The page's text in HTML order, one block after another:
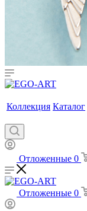
Коллекция Каталог
Отложенные 0
Отложенные 0